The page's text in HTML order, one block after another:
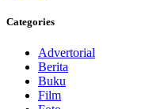
Categories
Advertorial
Berita
Buku
Film